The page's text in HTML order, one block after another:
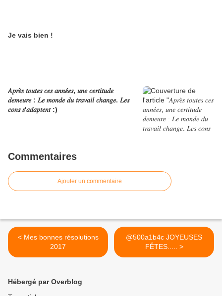
Je vais bien !
𝐴𝑝𝑟𝑒̀𝑠 𝑡𝑜𝑢𝑡𝑒𝑠 𝑐𝑒𝑠 𝑎𝑛𝑛𝑒́𝑒𝑠, 𝑢𝑛𝑒 𝑐𝑒𝑟𝑡𝑖𝑡𝑢𝑑𝑒
𝑑𝑒𝑚𝑒𝑢𝑟𝑒 : 𝐿𝑒 𝑚𝑜𝑛𝑑𝑒 𝑑𝑢 𝑡𝑟𝑎𝑣𝑎𝑖𝑙 𝑐ℎ𝑎𝑛𝑔𝑒. 𝐿𝑒𝑠
𝑐𝑜𝑛𝑠 𝑠'𝑎𝑑𝑎𝑝𝑡𝑒𝑛𝑡 :)
Commentaires
Ajouter un commentaire
< Mes bonnes résolutions
2017
@500a1b4c JOYEUSES
FÊTES..... >
Hébergé par Overblog